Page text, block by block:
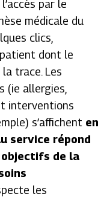
par le
médicale du
clics,
dont le
trace. Les
(ie allergies,
interventions
s’affichent en
service répond
de la
les